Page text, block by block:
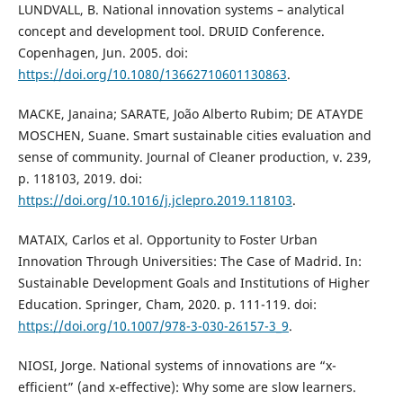
LUNDVALL, B. National innovation systems – analytical
concept and development tool. DRUID Conference.
Copenhagen, Jun. 2005. doi:
https://doi.org/10.1080/13662710601130863.
MACKE, Janaina; SARATE, João Alberto Rubim; DE ATAYDE
MOSCHEN, Suane. Smart sustainable cities evaluation and
sense of community. Journal of Cleaner production, v. 239,
p. 118103, 2019. doi:
https://doi.org/10.1016/j.jclepro.2019.118103.
MATAIX, Carlos et al. Opportunity to Foster Urban
Innovation Through Universities: The Case of Madrid. In:
Sustainable Development Goals and Institutions of Higher
Education. Springer, Cham, 2020. p. 111-119. doi:
https://doi.org/10.1007/978-3-030-26157-3_9.
NIOSI, Jorge. National systems of innovations are “x-
efficient” (and x-effective): Why some are slow learners.